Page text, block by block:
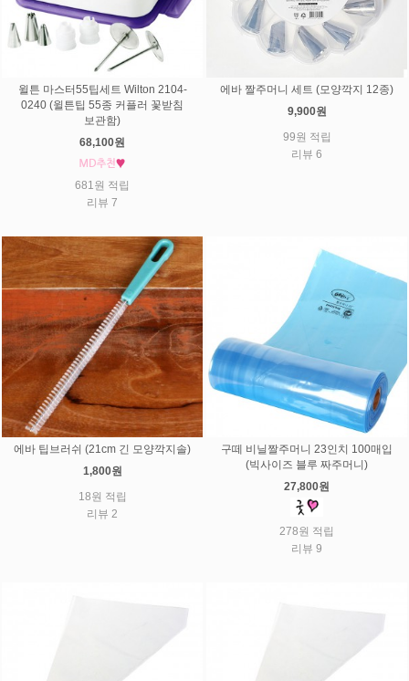
윌튼 마스터55팁세트 Wilton 2104-
0240 (윌튼팁 55종 커플러 꽃받침
보관함)
68,100원
681원 적립
리뷰 7
에바 짤주머니 세트 (모양깍지 12종)
9,900원
99원 적립
리뷰 6
에바 팁브러쉬 (21cm 긴 모양깍지솔)
1,800원
18원 적립
리뷰 2
구떼 비닐짤주머니 23인치 100매입
(빅사이즈 블루 짜주머니)
27,800원
278원 적립
리뷰 9